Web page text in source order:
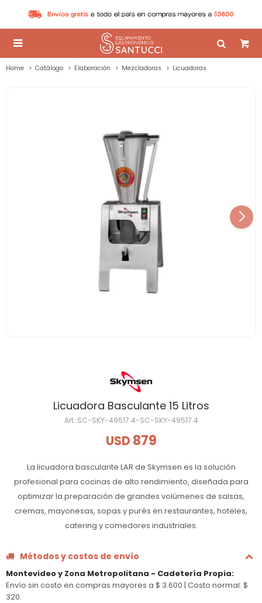

Home Catálogo Elaboración Mezcladoras Licuadoras
Licuadora Basculante 15 Litros
SC-SKY-49517.4-SC-SKY-49517.4
USD 879
La licuadora basculante LAR de Skymsen es la solución
profesional para cocinas de alto rendimiento, diseñada para
optimizar la preparación de grandes volúmenes de salsas,
cremas, mayonesas, sopas y purés en restaurantes, hoteles,
catering y comedores industriales.
Métodos y costos de envío
Montevideo y Zona Metropolitana - Cadetería Propia:
Envío sin costo en compras mayores a $ 3.600 | Costo normal: $
320.